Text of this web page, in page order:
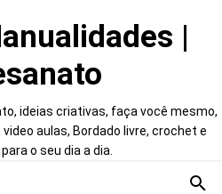
|
ideias criativas, faça você mesmo,
aulas, Bordado livre, crochet e
o seu dia a dia.